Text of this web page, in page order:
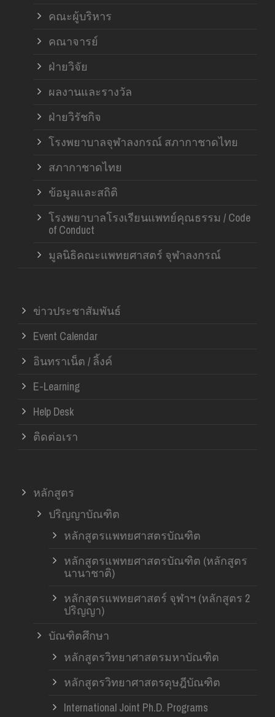
คณะผู้บริหาร
คณาจารย์
ฝ่ายวิจัย
ผลงานและรางวัล
ฝ่ายวิรัชกิจ
โรงพยาบาลจุฬาลงกรณ์ สภากาชาดไทย
สภากาชาดไทย
ข้อมูลและสถิติ
โรงพยาบาลโรงเรียนแพทย์คุณธรรม / Code
of Conduct
มูลนิธิคณะแพทยศาสตร์ จุฬาลงกรณ์
ข่าวประชาสัมพันธ์
Event Calendar
อินทราเน็ต / ลิ้งค์
E-Learning
Help Desk
ติดต่อเรา
หลักสูตร
ปริญญาบัณฑิต
หลักสูตรแพทยศาสตรบัณฑิต
หลักสูตรแพทยศาสตรบัณฑิต (หลักสูตร
นานาชาติ)
หลักสูตรแพทยศาสตร์ จุฬาฯ (หลักสูตร 2
ปริญญา)
บัณฑิตศึกษา
หลักสูตรวิทยาศาสตรมหาบัณฑิต
หลักสูตรวิทยาศาสตรดุษฎีบัณฑิต
International Joint Ph.D. Programs